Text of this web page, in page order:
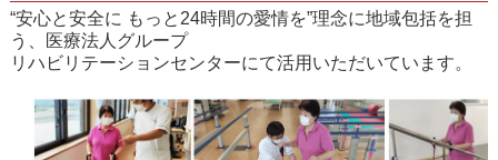
“安心と安全に もっと24時間の愛情を”理念に地域包括を担
う、医療法人グループ
リハビリテーションセンターにて活用いただいています。